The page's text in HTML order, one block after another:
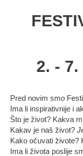
2. -
Pred novim smo
Ima li inspirativnije i
Što je život? Kakva
Kakav je naš život?
Kako očuvati živote?
Ima li života poslije